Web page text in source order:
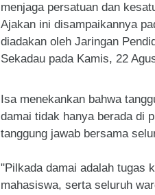
menjaga persatuan dan
Ajakan ini disampaikannya
diadakan oleh Jaringan
Sekadau pada Kamis, 22
Isa menekankan bahwa
damai tidak hanya berada di
tanggung jawab bersama
"Pilkada damai adalah tugas
mahasiswa, serta seluruh